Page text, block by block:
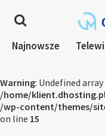
Najnowsze
Warning: Undefined array
/home/
/wp-content/themes/
on line 15